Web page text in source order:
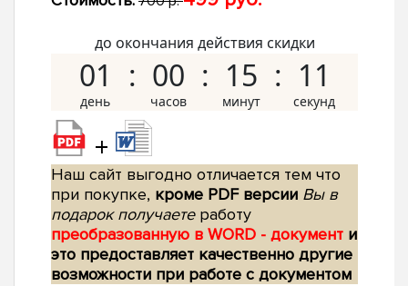
до окончания действия скидки
01 00 15 10
+
Наш сайт выгодно отличается тем что
при покупке, кроме PDF версии Вы в
подарок получаетеработу
преобразованную в WORD - документ и
это предоставляет качественно другие
возможности при работе с документом